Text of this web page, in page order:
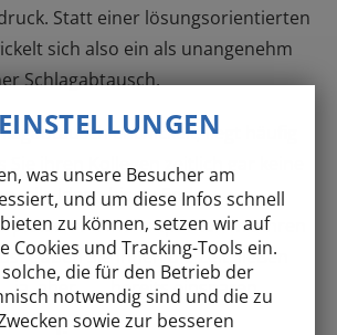
Statt einer lösungsorientierten
sich also ein als unangenehm
Schlagabtausch.
entwickelt, liegt häufig
Sie ihren Kollegen zeitlich gar keine
alle Ideen bis zu Ende
platzen vielmehr spontan mit ihren
Gäben Sie ihnen die Zeit, ließen
ja, aber … „ bereits einsparen.
was unsere Besucher am
und um diese Infos schnell
zu können, setzen wir auf
Cookies und Tracking-Tools ein.
die für den Betrieb der
notwendig sind und die zu
sowie zur besseren